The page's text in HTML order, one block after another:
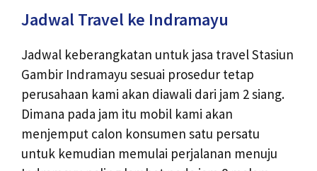
Jadwal Travel ke Indramayu
Jadwal keberangkatan untuk jasa travel Stasiun
Gambir Indramayu sesuai prosedur tetap
perusahaan kami akan diawali dari jam 2 siang.
Dimana pada jam itu mobil kami akan
menjemput calon konsumen satu persatu
untuk kemudian memulai perjalanan menuju